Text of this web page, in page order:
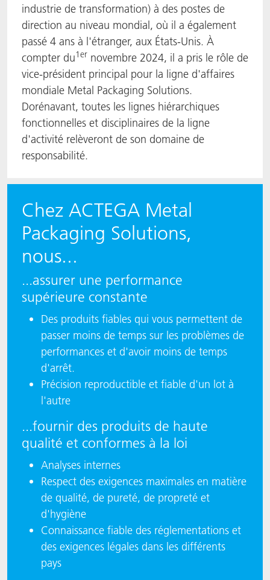
industrie de transformation) à des postes de
direction au niveau mondial, où il a également
passé 4 ans à l'étranger, aux États-Unis. À
compter du1er novembre 2024, il a pris le rôle de
vice-président principal pour la ligne d'affaires
mondiale Metal Packaging Solutions.
Dorénavant, toutes les lignes hiérarchiques
fonctionnelles et disciplinaires de la ligne
d'activité relèveront de son domaine de
responsabilité.
Chez ACTEGA Metal
Packaging Solutions,
nous...
...assurer une performance
supérieure constante
Des produits fiables qui vous permettent de
passer moins de temps sur les problèmes de
performances et d'avoir moins de temps
d'arrêt.
Précision reproductible et fiable d'un lot à
l'autre
...fournir des produits de haute
qualité et conformes à la loi
Analyses internes
Respect des exigences maximales en matière
de qualité, de pureté, de propreté et
d'hygiène
Connaissance fiable des réglementations et
des exigences légales dans les différents
pays